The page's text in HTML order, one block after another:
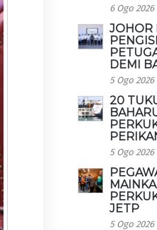
6 Ogo 2026
JOHOR
DEMI
5 Ogo 2026
20
5 Ogo
JETP
5 Ogo 2026